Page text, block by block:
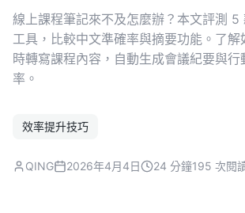
線上課程筆記來不及怎麼辦？本文評測 5
工具，比較中文準確率與摘要功能。了
時轉寫課程內容，自動生成會議紀要與
率。
效率提升技巧
QING 2026年4月4日 24 分鐘195 次閱